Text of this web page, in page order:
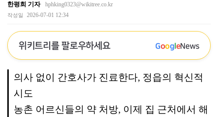
한평희 기자 hphking0323@wikitree.co.kr
작성일 2026-07-01 12:34
위키트리를 팔로우하세요 GoogleNews
의사 없이 간호사가 진료한다, 정읍의 혁신적
시도
농촌 어르신들의 약 처방, 이제 집 근처에서 해